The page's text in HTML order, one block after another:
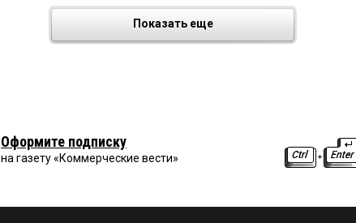
Показать еще
Оформите подписку
на газету «Коммерческие вести»